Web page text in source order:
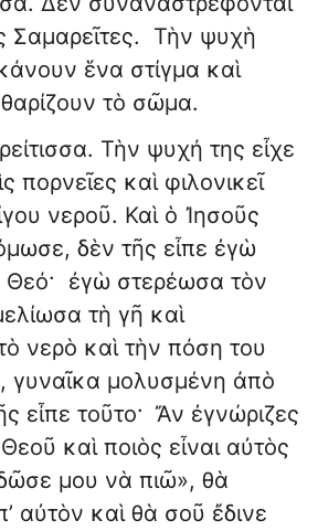
Σαμαρεῖτες. Τὴν ψυχὴ
ἕνα στίγμα καὶ
τὸ σῶμα.
Τὴν ψυχή της εἶχε
πορνεῖες καὶ φιλονικεῖ
νεροῦ. Καὶ ὁ Ἰησοῦς
δὲν τῆς εἶπε ἐγὼ
Θεό· ἐγὼ στερέωσα τὸν
τὴ γῆ καὶ
νερὸ καὶ τὴν πόση του
γυναῖκα μολυσμένη ἀπὸ
εἶπε τοῦτο· Ἄν ἐγνώριζες
καὶ ποιὸς εἶναι αὐτὸς
μου νὰ πιῶ», θὰ
αὐτὸν καὶ θὰ σοῦ ἔδινε